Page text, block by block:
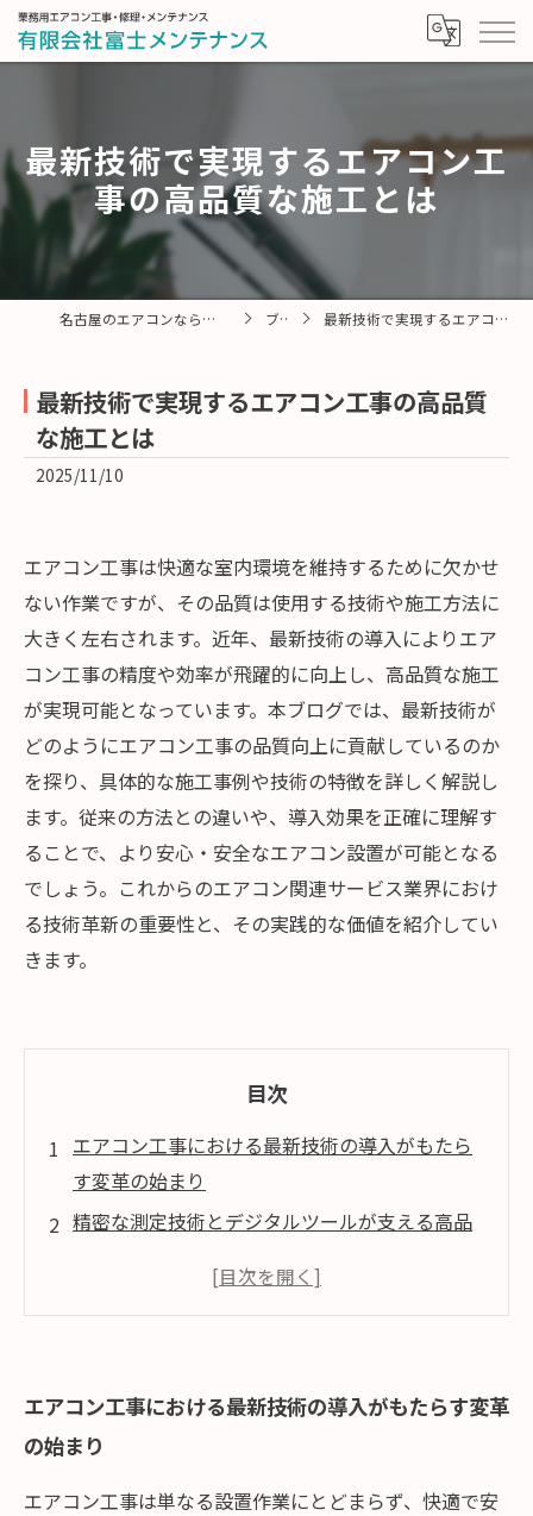
最新技術で実現するエアコン工
事の高品質な施工とは
名古屋のエアコンなら有限会社富士メンテナンス ブログ 最新技術で実現するエアコン工事の高品質な施工とは
最新技術で実現するエアコン工事の高品質
な施工とは
2025/11/10
エアコン工事は快適な室内環境を維持するために欠かせ
ない作業ですが、その品質は使用する技術や施工方法に
大きく左右されます。近年、最新技術の導入によりエア
コン工事の精度や効率が飛躍的に向上し、高品質な施工
が実現可能となっています。本ブログでは、最新技術が
どのようにエアコン工事の品質向上に貢献しているのか
を探り、具体的な施工事例や技術の特徴を詳しく解説し
ます。従来の方法との違いや、導入効果を正確に理解す
ることで、より安心・安全なエアコン設置が可能となる
でしょう。これからのエアコン関連サービス業界におけ
る技術革新の重要性と、その実践的な価値を紹介してい
きます。
目次
エアコン工事における最新技術の導入がもたら
す変革の始まり
精密な測定技術とデジタルツールが支える高品
従来工法との比較：最新技術が解決する課題と
的な技術活用
未来を見据えたエアコン工事の品質向上と技術
革新の展望
エアコン工事における最新技術の導入がもたらす変革
の始まり
エアコン工事は単なる設置作業にとどまらず、快適で安